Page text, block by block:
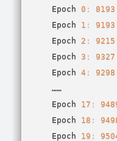
the
turn out
    code."""
Epoch 0 : 8193
Epoch 1 : 9193
Epoch 2 : 9215
Epoch 3 : 9327
Epoch 4 : 9298
……
Epoch 17 :
Epoch 18 :
Epoch 19 :